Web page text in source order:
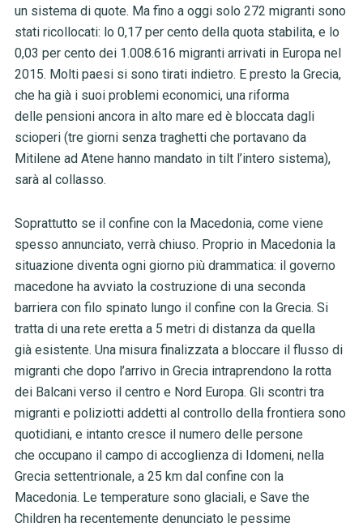
un sistema di quote. Ma fino a oggi solo 272 migranti sono
stati ricollocati: lo 0,17 per cento della quota stabilita, e lo
0,03 per cento dei 1.008.616 migranti arrivati in Europa nel
2015. Molti paesi si sono tirati indietro. E presto la Grecia,
che ha già i suoi problemi economici, una riforma
delle pensioni ancora in alto mare ed è bloccata dagli
scioperi (tre giorni senza traghetti che portavano da
Mitilene ad Atene hanno mandato in tilt l’intero sistema),
sarà al collasso.
Soprattutto se il confine con la Macedonia, come viene
spesso annunciato, verrà chiuso. Proprio in Macedonia la
situazione diventa ogni giorno più drammatica: il governo
macedone ha avviato la costruzione di una seconda
barriera con filo spinato lungo il confine con la Grecia. Si
tratta di una rete eretta a 5 metri di distanza da quella
già esistente. Una misura finalizzata a bloccare il flusso di
migranti che dopo l’arrivo in Grecia intraprendono la rotta
dei Balcani verso il centro e Nord Europa. Gli scontri tra
migranti e poliziotti addetti al controllo della frontiera sono
quotidiani, e intanto cresce il numero delle persone
che occupano il campo di accoglienza di Idomeni, nella
Grecia settentrionale, a 25 km dal confine con la
Macedonia. Le temperature sono glaciali, e Save the
Children ha recentemente denunciato le pessime